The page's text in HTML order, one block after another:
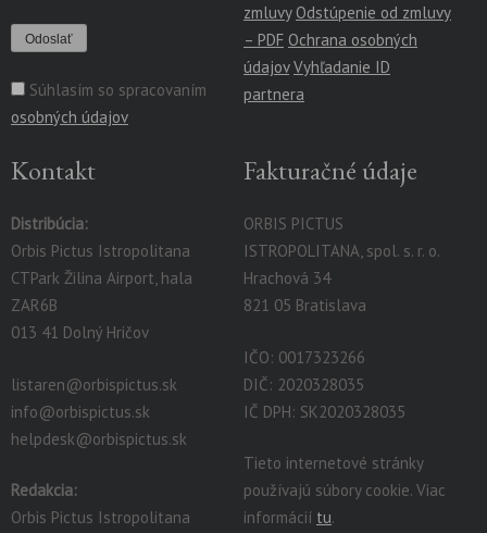
Súhlasím so spracovaním
osobných údajov
zmluvy Odstúpenie od zmluvy
– PDF Ochrana osobných
údajov Vyhľadanie ID
partnera
Kontakt
Distribúcia:
Orbis Pictus Istropolitana
CTPark Žilina Airport, hala
ZAR6B
013 41 Dolný Hričov
listaren@orbispictus.sk
info@orbispictus.sk
helpdesk@orbispictus.sk
Redakcia:
Orbis Pictus Istropolitana
Fakturačné údaje
ORBIS PICTUS
ISTROPOLITANA, spol. s. r. o.
Hrachová 34
821 05 Bratislava
IČO: 0017323266
DIČ: 2020328035
IČ DPH: SK2020328035
Tieto internetové stránky
používajú súbory cookie. Viac
informácií tu.